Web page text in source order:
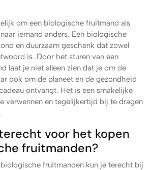
om een biologische fruitmand als
iemand anders. Een biologische
en duurzaam geschenk dat zowel
is. Door het sturen van een
laat je niet alleen zien dat je om de
ook om de planeet en de gezondheid
ontvangt. Het is een smakelijke
verwennen en tegelijkertijd bij te dragen
voor het kopen
fruitmanden?
fruitmanden kun je terecht bij